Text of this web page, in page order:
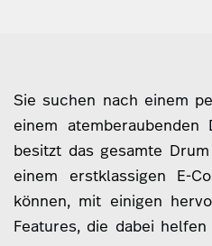
Sie suchen nach einem
einem atemberaubenden
besitzt das gesamte
einem erstklassigen E-
können, mit einigen
Features, die dabei